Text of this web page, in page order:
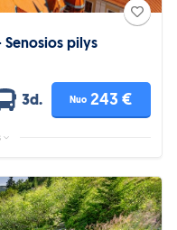
pilys
3d. Nuo 243 €